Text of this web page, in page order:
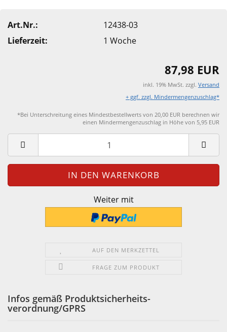
Art.Nr.:
12438-03
Lieferzeit:
1 Woche
87,98 EUR
inkl. 19% MwSt. zzgl. Versand
+ ggf. zzgl. Mindermengenzuschlag*
*Bei Unterschreitung eines Mindestbestellwerts von 20,00 EUR berechnen wir
einen Mindermengenzuschlag in Höhe von 5,95 EUR
Weiter mit
AUF DEN MERKZETTEL
FRAGE ZUM PRODUKT
Infos gemäß Produktsicherheits-
verordnung/GPRS